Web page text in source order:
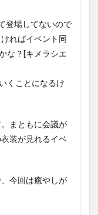
登場してないので
ればイベント同
な？[キメラシエ
くことになるけ
まともに会議が
装が見れるイベ
今回は癒やしが